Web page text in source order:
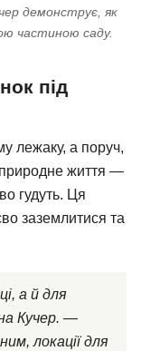
демонструє, як
частиною саду.
під
лежаку, а поруч,
природне життя —
гудуть. Ця
заземлитися та
а й для
Кучер. —
локації для